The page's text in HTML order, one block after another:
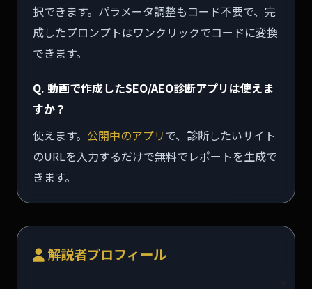
択できます。パラメータ調整もコード不要で、完
成したプロンプトはワンクリックでコードに変換
できます。
Q. 動画で作成したSEO/AEO診断アプリは使えま
すか？
使えます。 公開中のアプリで、診断したいサイト
のURLを入力するだけで無料でレポートを生成で
きます。
解説者プロフィール